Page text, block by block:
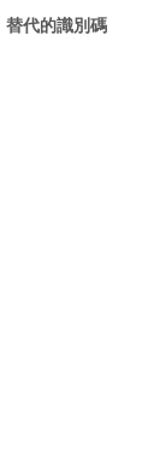
替代的識別碼